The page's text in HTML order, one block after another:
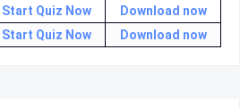
Start Quiz Now
Download now
Start Quiz Now Download now